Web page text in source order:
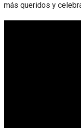
más queridos y